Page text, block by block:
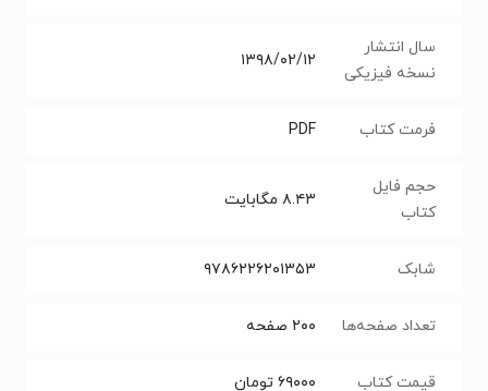
سال انتشار
نسخه فیزیکی
۱۳۹۸/۰۲/۱۲
فرمت کتاب PDF
حجم فایل
کتاب
۸.۴۳ مگابایت
شابک ۹۷۸۶۲۲۶۲۰۱۳۵۳
تعداد صفحه‌ها ۲۰۰ صفحه
قیمت کتاب ۶۹۰۰۰ تومان